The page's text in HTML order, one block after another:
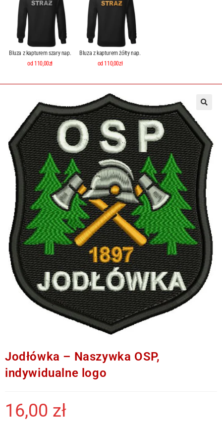
Bluza z kapturem szary nap.
od 110,00zł
Bluza z kapturem żółty nap.
od 110,00zł
Jodłówka – Naszywka OSP,
indywidualne logo
16,00 zł